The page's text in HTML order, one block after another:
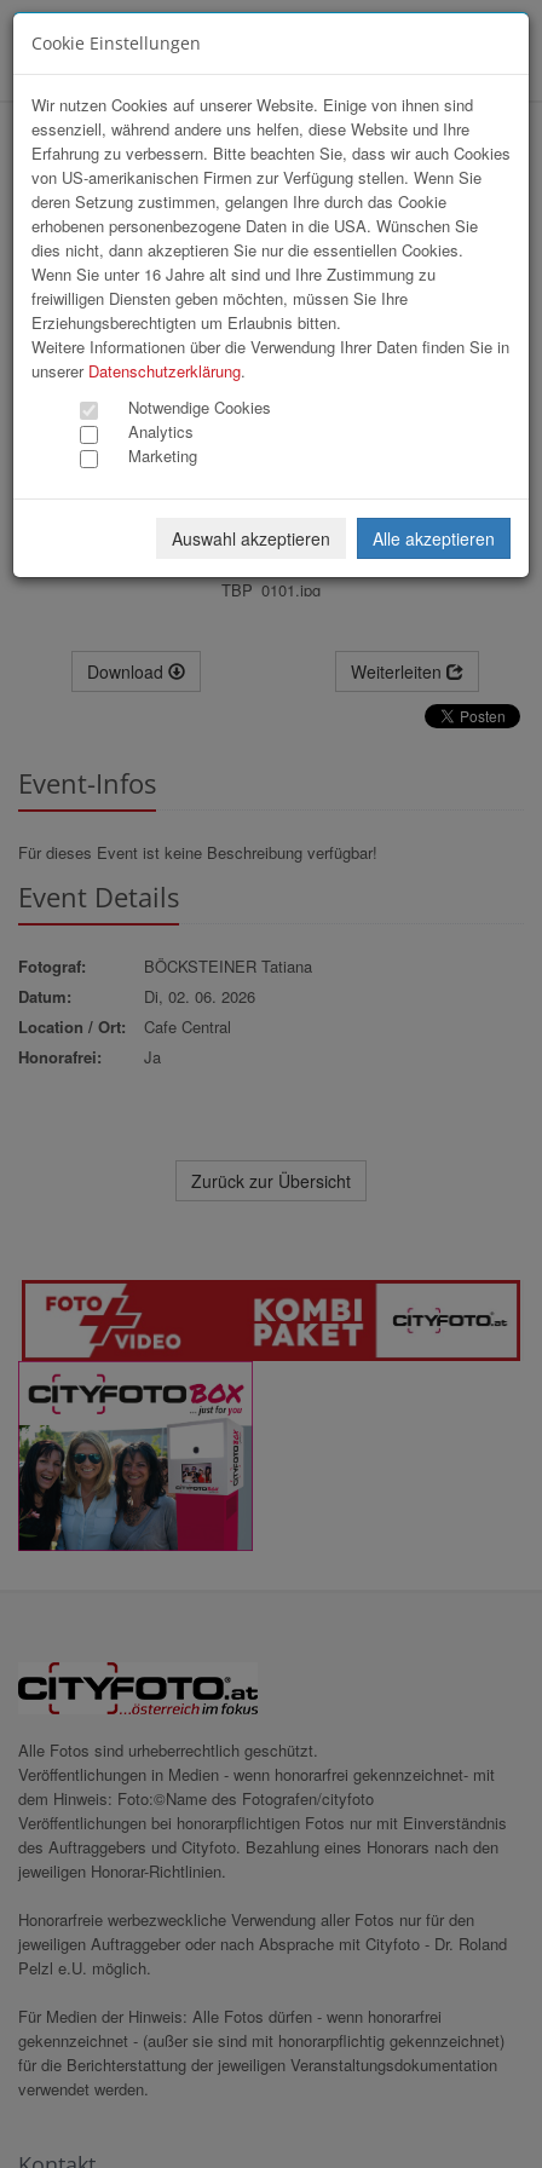
HAK-Event 2026
TBP_0101.jpg
Download Weiterleiten
Event-Infos
Für dieses Event ist keine Beschreibung verfügbar!
Event Details
Fotograf:
BÖCKSTEINER Tatiana
Datum:
Di, 02. 06. 2026
Location / Ort:
Cafe Central
Honorafrei:
Ja
Zurück zur Übersicht
Alle Fotos sind urheberrechtlich geschützt.
Veröffentlichungen in Medien - wenn honorarfrei gekennzeichnet- mit
dem Hinweis: Foto:©Name des Fotografen/cityfoto
Veröffentlichungen bei honorarpflichtigen Fotos nur mit Einverständnis
des Auftraggebers und Cityfoto. Bezahlung eines Honorars nach den
jeweiligen Honorar-Richtlinien.
Honorarfreie werbezweckliche Verwendung aller Fotos nur für den
jeweiligen Auftraggeber oder nach Absprache mit Cityfoto - Dr. Roland
Pelzl e.U. möglich.
Für Medien der Hinweis: Alle Fotos dürfen - wenn honorarfrei
gekennzeichnet - (außer sie sind mit honorarpflichtig gekennzeichnet)
für die Berichterstattung der jeweiligen Veranstaltungsdokumentation
verwendet werden.
Cookie Einstellungen
Wir nutzen Cookies auf unserer Website. Einige von ihnen sind
essenziell, während andere uns helfen, diese Website und Ihre
Erfahrung zu verbessern. Bitte beachten Sie, dass wir auch Cookies
von US-amerikanischen Firmen zur Verfügung stellen. Wenn Sie
deren Setzung zustimmen, gelangen Ihre durch das Cookie
erhobenen personenbezogene Daten in die USA. Wünschen Sie
dies nicht, dann akzeptieren Sie nur die essentiellen Cookies.
Wenn Sie unter 16 Jahre alt sind und Ihre Zustimmung zu
freiwilligen Diensten geben möchten, müssen Sie Ihre
Erziehungsberechtigten um Erlaubnis bitten.
Weitere Informationen über die Verwendung Ihrer Daten finden Sie in
unserer Datenschutzerklärung.
Notwendige Cookies
Analytics
Marketing
Auswahl akzeptieren Alle akzeptieren